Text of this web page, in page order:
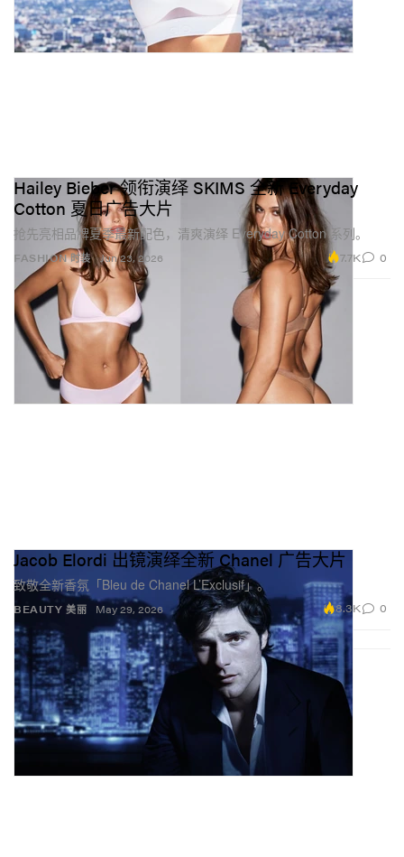
FASHION 时装
Hailey Bieber 领衔演绎 SKIMS 全新 Everyday
Cotton 夏日广告大片
抢先亮相品牌夏季最新配色，清爽演绎 Everyday Cotton 系列。
Jun 23, 2026 7.7K 0
BEAUTY 美丽
Jacob Elordi 出镜演绎全新 Chanel 广告大片
致敬全新香氛「Bleu de Chanel L’Exclusif」。
May 29, 2026 8.3K 0